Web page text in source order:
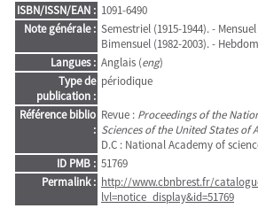
ISBN/ISSN/EAN : 1091-6490
Note générale : Semestriel (1915-1944). -
Bimensuel (1982-2003). -
Langues : Anglais (eng)
Type de
publication :
périodique
Référence biblio
:
Revue : Proceedings of the
Sciences of the United States of
D.C : National Academy of
ID PMB : 51769
Permalink : http://www.cbnbrest.fr/
lvl=notice_display&id=51769